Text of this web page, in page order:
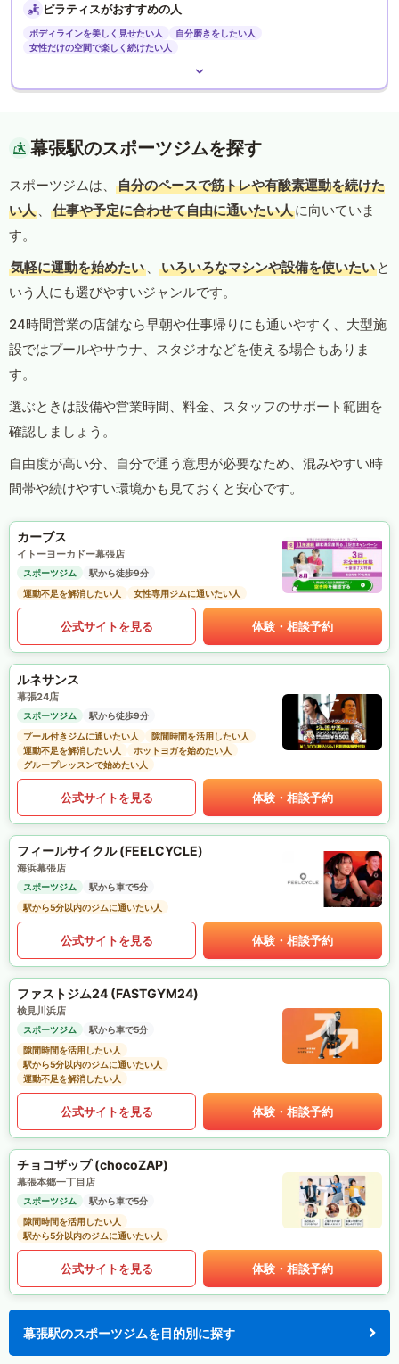
ピラティスがおすすめの人
ボディラインを美しく見せたい人
自分磨きをしたい人
女性だけの空間で楽しく続けたい人
幕張駅のスポーツジムを探す
スポーツジムは、
自分のペースで筋トレや有酸素運動を続けた
い人 、 仕事や予定に合わせて自由に通いたい人に向いていま
す。
気軽に運動を始めたい 、 いろいろなマシンや設備を使いたい と
いう人にも選びやすいジャンルです。
24時間営業の店舗なら早朝や仕事帰りにも通いやすく、大型施
設ではプールやサウナ、スタジオなどを使える場合もありま
す。
選ぶときは設備や営業時間、料金、スタッフのサポート範囲を
確認しましょう。
自由度が高い分、自分で通う意思が必要なため、混みやすい時
間帯や続けやすい環境かも見ておくと安心です。
カーブス
イトーヨーカドー幕張店
スポーツジム
駅から徒歩9分
運動不足を解消したい人
女性専用ジムに通いたい人
公式サイトを見る 体験・相談予約
ルネサンス
幕張24店
スポーツジム
駅から徒歩9分
プール付きジムに通いたい人
隙間時間を活用したい人
運動不足を解消したい人
ホットヨガを始めたい人
グループレッスンで始めたい人
公式サイトを見る 体験・相談予約
フィールサイクル (FEELCYCLE)
海浜幕張店
スポーツジム
駅から車で5分
駅から5分以内のジムに通いたい人
公式サイトを見る 体験・相談予約
ファストジム24 (FASTGYM24)
検見川浜店
スポーツジム
駅から車で5分
隙間時間を活用したい人
駅から5分以内のジムに通いたい人
運動不足を解消したい人
公式サイトを見る 体験・相談予約
チョコザップ (chocoZAP)
幕張本郷一丁目店
スポーツジム
駅から車で5分
隙間時間を活用したい人
駅から5分以内のジムに通いたい人
公式サイトを見る 体験・相談予約
幕張駅のスポーツジムを目的別に探す